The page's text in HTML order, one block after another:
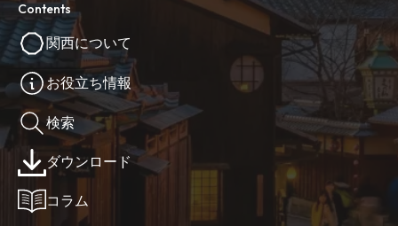
Contents
関西について
お役立ち情報
検索
ダウンロード
コラム